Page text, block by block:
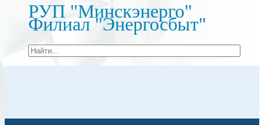
РУП "Минскэнерго"
Филиал "Энергосбыт"